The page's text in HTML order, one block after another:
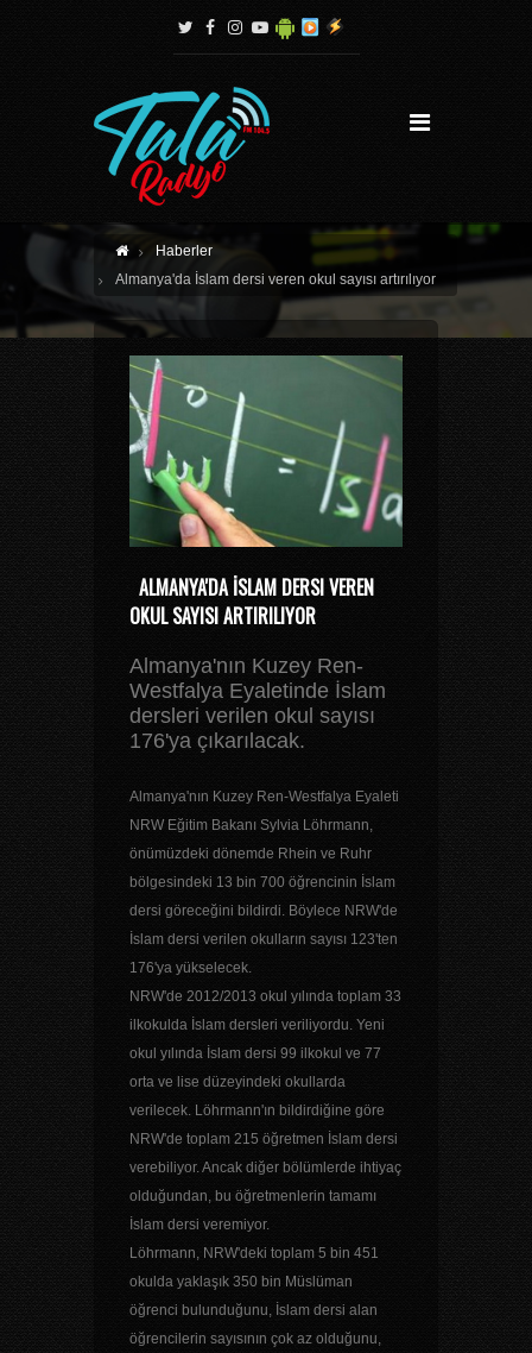
Haberler
Almanya'da İslam dersi veren okul sayısı artırılıyor
ALMANYA'DA İSLAM DERSI VEREN
OKUL SAYISI ARTIRILIYOR
Almanya'nın Kuzey Ren-
Westfalya Eyaletinde İslam
dersleri verilen okul sayısı
176'ya çıkarılacak.
Almanya'nın Kuzey Ren-Westfalya Eyaleti
NRW Eğitim Bakanı Sylvia Löhrmann,
önümüzdeki dönemde Rhein ve Ruhr
bölgesindeki 13 bin 700 öğrencinin İslam
dersi göreceğini bildirdi. Böylece NRW'de
İslam dersi verilen okulların sayısı 123'ten
176'ya yükselecek.
NRW'de 2012/2013 okul yılında toplam 33
ilkokulda İslam dersleri veriliyordu. Yeni
okul yılında İslam dersi 99 ilkokul ve 77
orta ve lise düzeyindeki okullarda
verilecek. Löhrmann'ın bildirdiğine göre
NRW'de toplam 215 öğretmen İslam dersi
verebiliyor. Ancak diğer bölümlerde ihtiyaç
olduğundan, bu öğretmenlerin tamamı
İslam dersi veremiyor.
Löhrmann, NRW'deki toplam 5 bin 451
okulda yaklaşık 350 bin Müslüman
öğrenci bulunduğunu, İslam dersi alan
öğrencilerin sayısının çok az olduğunu,